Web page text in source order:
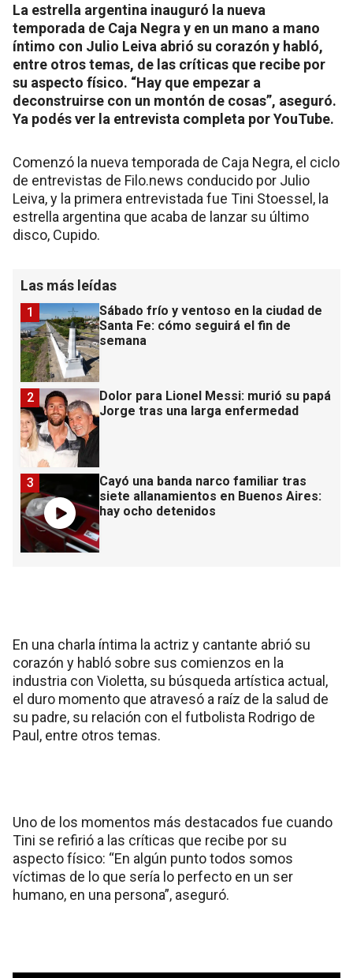
La estrella argentina inauguró la nueva
temporada de Caja Negra y en un mano a mano
íntimo con Julio Leiva abrió su corazón y habló,
entre otros temas, de las críticas que recibe por
su aspecto físico. “Hay que empezar a
deconstruirse con un montón de cosas”, aseguró.
Ya podés ver la entrevista completa por YouTube.
Comenzó la nueva temporada de Caja Negra, el ciclo
de entrevistas de Filo.news conducido por Julio
Leiva, y la primera entrevistada fue Tini Stoessel, la
estrella argentina que acaba de lanzar su último
disco, Cupido.
Las más leídas
Sábado frío y ventoso en la ciudad de
Santa Fe: cómo seguirá el fin de
semana
1
Dolor para Lionel Messi: murió su papá
Jorge tras una larga enfermedad
2
Cayó una banda narco familiar tras
siete allanamientos en Buenos Aires:
hay ocho detenidos
3
En una charla íntima la actriz y cantante abrió su
corazón y habló sobre sus comienzos en la
industria con Violetta, su búsqueda artística actual,
el duro momento que atravesó a raíz de la salud de
su padre, su relación con el futbolista Rodrigo de
Paul, entre otros temas.
Uno de los momentos más destacados fue cuando
Tini se refirió a las críticas que recibe por su
aspecto físico: “En algún punto todos somos
víctimas de lo que sería lo perfecto en un ser
humano, en una persona”, aseguró.